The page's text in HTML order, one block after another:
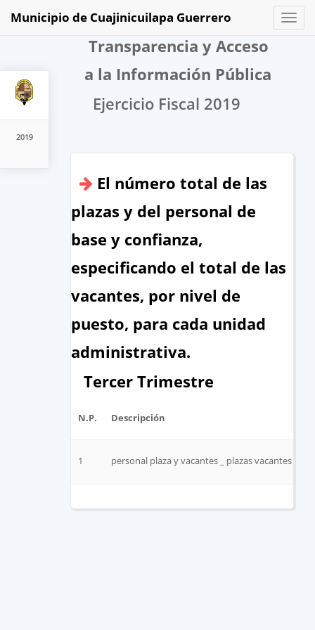
2019
Toggle
Municipio de Cuajinicuilapa Guerrero
Transparencia y Acceso
a la Información Pública
Ejercicio Fiscal 2019
El número total de las
plazas y del personal de
base y confianza,
especificando el total de las
vacantes, por nivel de
puesto, para cada unidad
administrativa.
Tercer Trimestre
N.P. Descripción
1 personal plaza y vacantes _ plazas vacantes del